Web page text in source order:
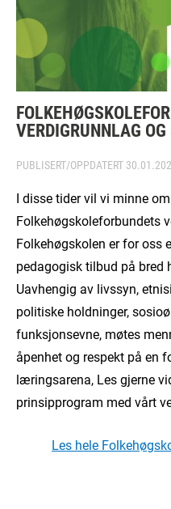
VERDIGRUNNLAG
PUBLISERT/OPPDATERT
I disse tider vil vi minne
Folkehøgskoleforbundets
Folkehøgskolen er for oss
pedagogisk tilbud på bred
Uavhengig av livssyn,
politiske holdninger,
funksjonsevne, møtes
åpenhet og respekt på en
læringsarena, Les gjerne
prinsipprogram med vårt
Les hele